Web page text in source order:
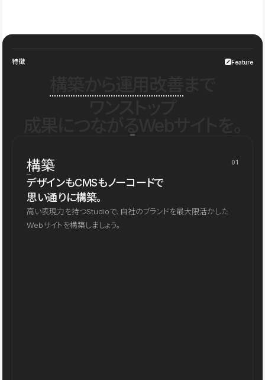
特徴 Feature
構築 01
デザインもCMSもノーコードで
思い通りに構築。
高い表現力を持つStudioで、自社のブランドを最大限活かした
Webサイトを構築しましょう。